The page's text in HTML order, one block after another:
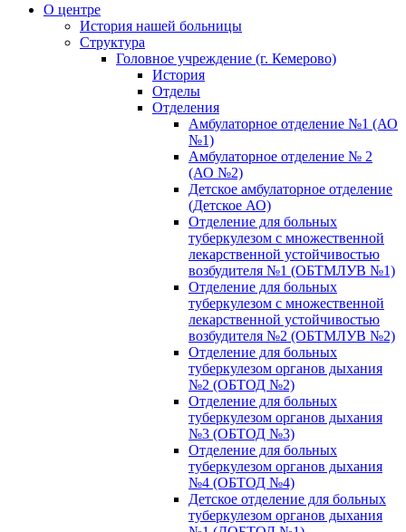
О центре
История нашей больницы
Структура
Головное учреждение (г. Кемерово)
История
Отделы
Отделения
Амбулаторное отделение №1 (АО
№1)
Амбулаторное отделение № 2
(АО №2)
Детское амбулаторное отделение
(Детское АО)
Отделение для больных
туберкулезом с множественной
лекарственной устойчивостью
возбудителя №1 (ОБТМЛУВ №1)
Отделение для больных
туберкулезом с множественной
лекарственной устойчивостью
возбудителя №2 (ОБТМЛУВ №2)
Отделение для больных
туберкулезом органов дыхания
№2 (ОБТОД №2)
Отделение для больных
туберкулезом органов дыхания
№3 (ОБТОД №3)
Отделение для больных
туберкулезом органов дыхания
№4 (ОБТОД №4)
Детское отделение для больных
туберкулезом органов дыхания